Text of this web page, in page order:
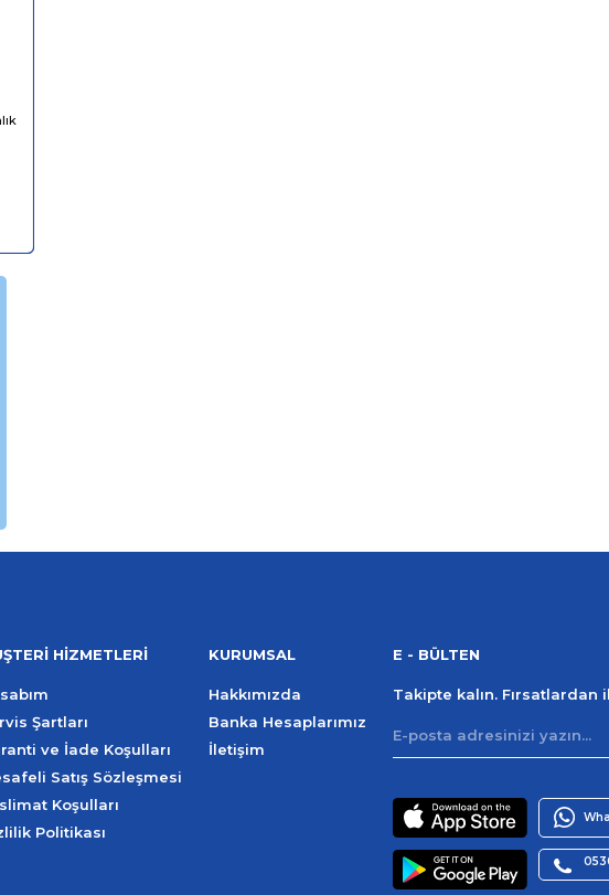
HİZMETLERİ
Şartları
ve İade Koşulları
Satış Sözleşmesi
Koşulları
Politikası
KURUMSAL
Hakkımızda
Banka Hesaplarımız
İletişim
E - BÜLTEN
Takipte kalın.